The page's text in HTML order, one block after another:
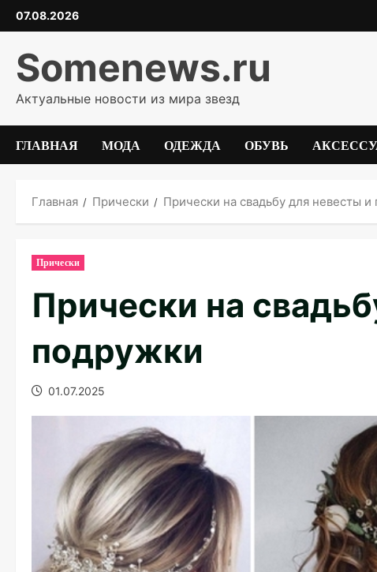
Перейти
к
содержимому
07.08.2026
Somenews.ru
Актуальные новости из мира звезд
ГЛАВНАЯ МОДА ОДЕЖДА ОБУВЬ
Главная Прически Прически на свадьбу для невесты и
Прически
Прически на
подружки
01.07.2025